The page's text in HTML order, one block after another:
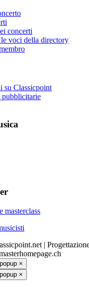
concerti
voci della directory
su Classicpoint
masterclass
|
×
×